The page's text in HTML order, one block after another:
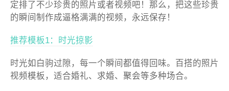
定排了不少珍贵的照片或者视频吧！那么，把这些珍贵
的瞬间制作成逼格满满的视频，永远保存！
推荐模板1：时光掠影
时光如白驹过隙，每一个瞬间都值得回味。百搭的照片
视频模板，适合婚礼、求婚、聚会等多种场合。